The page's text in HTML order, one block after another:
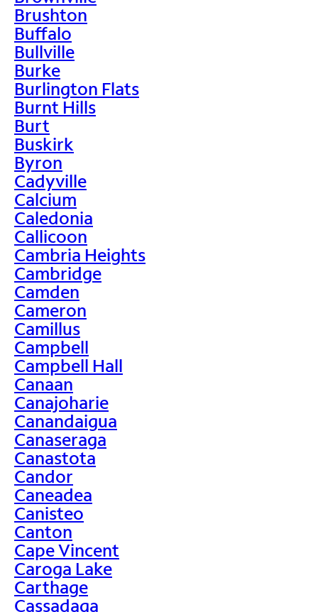
Brushton
Buffalo
Bullville
Burke
Burlington Flats
Burnt Hills
Burt
Buskirk
Byron
Cadyville
Calcium
Caledonia
Callicoon
Cambria Heights
Cambridge
Camden
Cameron
Camillus
Campbell
Campbell Hall
Canaan
Canajoharie
Canandaigua
Canaseraga
Canastota
Candor
Caneadea
Canisteo
Canton
Cape Vincent
Caroga Lake
Carthage
Cassadaga